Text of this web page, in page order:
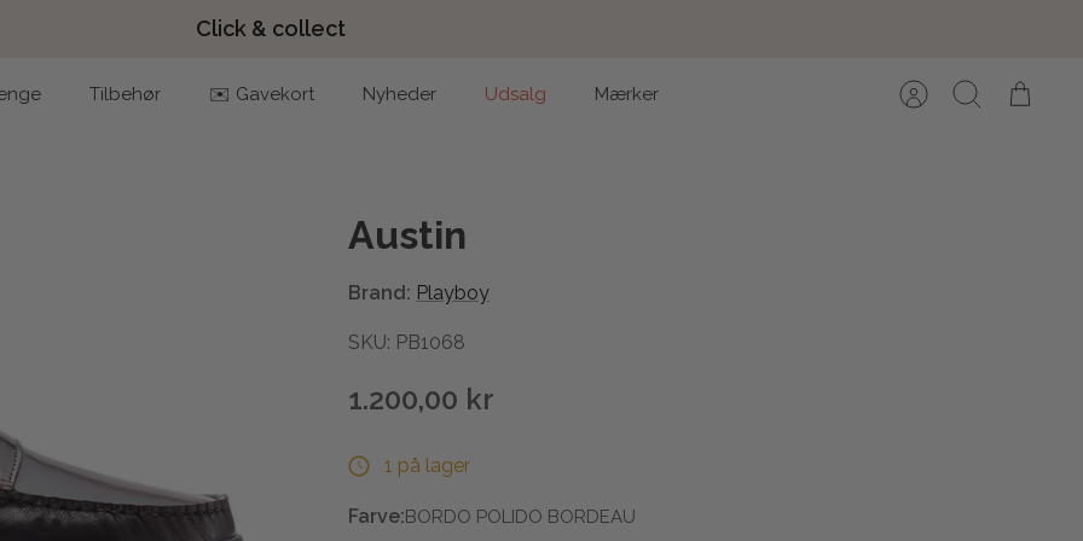
Click & collect
Tilbehør ✉️ Gavekort Nyheder Udsalg Mærker Konto Søg Kurv
Austin
Brand: Playboy
SKU: PB1068
1.200,00 kr
1 på lager
Farve:BORDO POLIDO BORDEAU